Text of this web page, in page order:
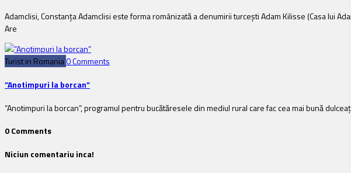
Adamclisi, Constanţa Adamclisi este forma românizată a denumirii turceşti Adam Kilisse (Casa lui
Are
Turist in Romania0 Comments
”Anotimpuri la borcan”
”Anotimpuri la borcan”, programul pentru bucătăresele din mediul rural care fac cea mai bună
0 Comments
Niciun comentariu inca!